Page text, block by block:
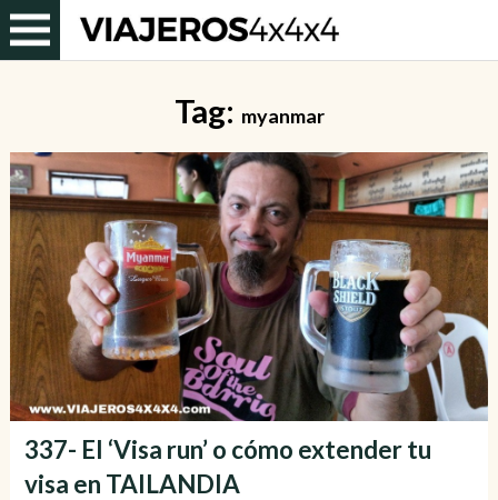
Tag: myanmar
337- El ‘Visa run’ o cómo extender tu
visa en TAILANDIA